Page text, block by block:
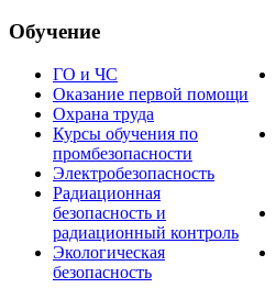
Обучение
ГО и ЧС
Оказание первой помощи
Охрана труда
Курсы обучения по
промбезопасности
Электробезопасность
Радиационная
безопасность и
радиационный контроль
Экологическая
безопасность